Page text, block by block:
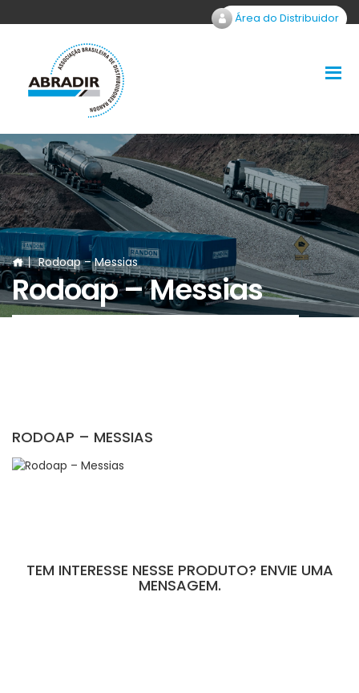
Área do Distribuidor
Rodoap – Messias
Rodoap – Messias
RODOAP – MESSIAS
TEM INTERESSE NESSE PRODUTO? ENVIE UMA
MENSAGEM.